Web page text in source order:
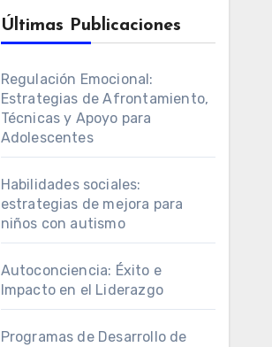
Últimas Publicaciones
Regulación Emocional:
Estrategias de Afrontamiento,
Técnicas y Apoyo para
Adolescentes
Habilidades sociales:
estrategias de mejora para
niños con autismo
Autoconciencia: Éxito e
Impacto en el Liderazgo
Programas de Desarrollo de